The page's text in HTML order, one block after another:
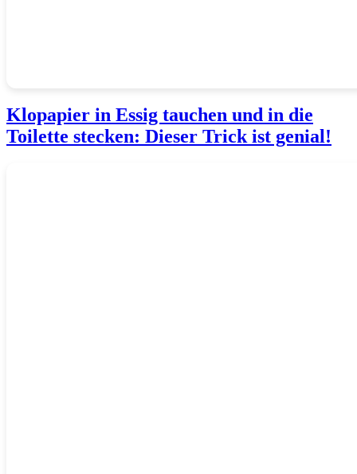
Klopapier in Essig tauchen und in die
Toilette stecken: Dieser Trick ist genial!